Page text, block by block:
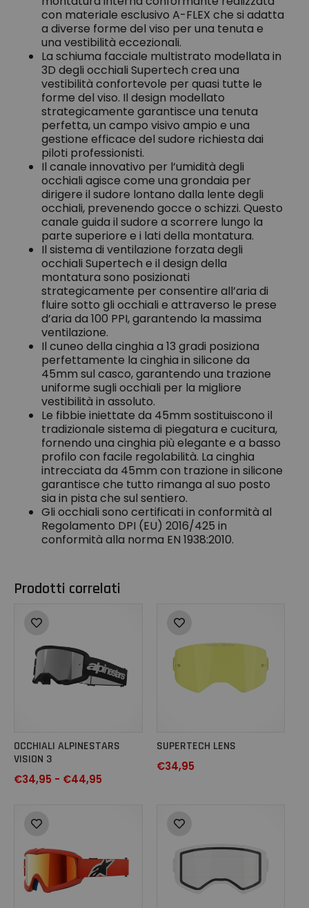
con materiale esclusivo A-FLEX che si adatta
a diverse forme del viso per una tenuta e
una vestibilità eccezionali.
La schiuma facciale multistrato modellata in
3D degli occhiali Supertech crea una
vestibilità confortevole per quasi tutte le
forme del viso. Il design modellato
strategicamente garantisce una tenuta
perfetta, un campo visivo ampio e una
gestione efficace del sudore richiesta dai
piloti professionisti.
Il canale innovativo per l’umidità degli
occhiali agisce come una grondaia per
dirigere il sudore lontano dalla lente degli
occhiali, prevenendo gocce o schizzi. Questo
canale guida il sudore a scorrere lungo la
parte superiore e i lati della montatura.
Il sistema di ventilazione forzata degli
occhiali Supertech e il design della
montatura sono posizionati
strategicamente per consentire all’aria di
fluire sotto gli occhiali e attraverso le prese
d’aria da 100 PPI, garantendo la massima
ventilazione.
Il cuneo della cinghia a 13 gradi posiziona
perfettamente la cinghia in silicone da
45mm sul casco, garantendo una trazione
uniforme sugli occhiali per la migliore
vestibilità in assoluto.
Le fibbie iniettate da 45mm sostituiscono il
tradizionale sistema di piegatura e cucitura,
fornendo una cinghia più elegante e a basso
profilo con facile regolabilità. La cinghia
intrecciata da 45mm con trazione in silicone
garantisce che tutto rimanga al suo posto
sia in pista che sul sentiero.
Gli occhiali sono certificati in conformità al
Regolamento DPI (EU) 2016/425 in
conformità alla norma EN 1938:2010.
Prodotti correlati
OCCHIALI ALPINESTARS
VISION 3
€34,95 - €44,95
SUPERTECH LENS
€34,95